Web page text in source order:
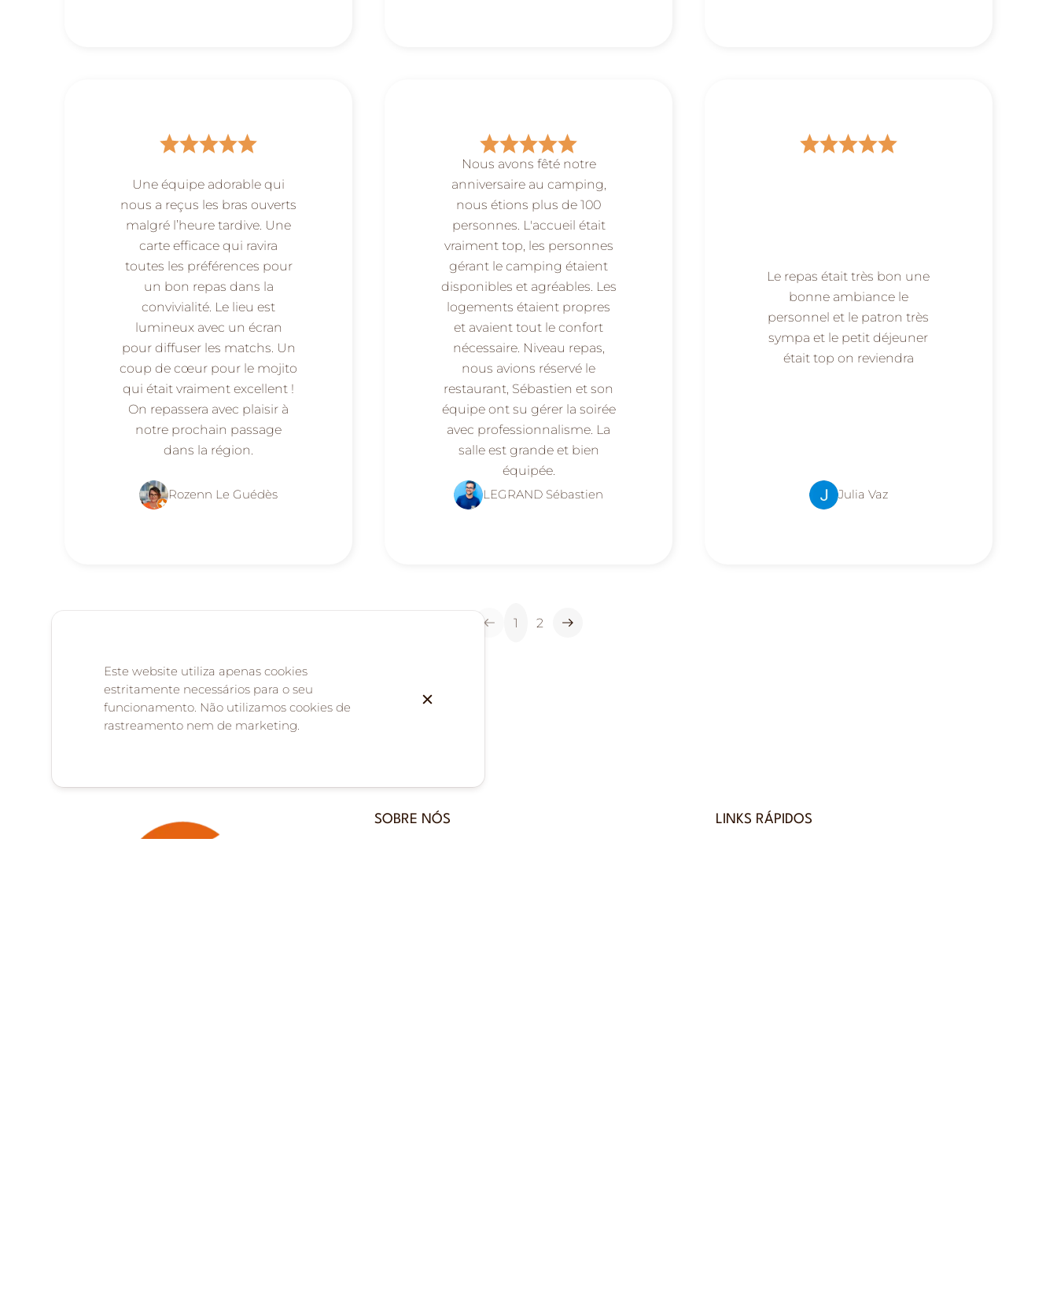
Une équipe adorable qui
nous a reçus les bras ouverts
malgré l’heure tardive. Une
carte efficace qui ravira
toutes les préférences pour
un bon repas dans la
convivialité. Le lieu est
lumineux avec un écran
pour diffuser les matchs. Un
coup de cœur pour le mojito
qui était vraiment excellent !
On repassera avec plaisir à
notre prochain passage
dans la région.
Rozenn Le Guédès
Nous avons fêté notre
anniversaire au camping,
nous étions plus de 100
personnes. L'accueil était
vraiment top, les personnes
gérant le camping étaient
disponibles et agréables. Les
logements étaient propres
et avaient tout le confort
nécessaire. Niveau repas,
nous avions réservé le
restaurant, Sébastien et son
équipe ont su gérer la soirée
avec professionnalisme. La
salle est grande et bien
équipée.
LEGRAND Sébastien
Le repas était très bon une
bonne ambiance le
personnel et le patron très
sympa et le petit déjeuner
était top on reviendra
Julia Vaz
1 2
SOBRE NÓS LINKS RÁPIDOS
Este website utiliza apenas cookies
estritamente necessários para o seu
funcionamento. Não utilizamos cookies de
rastreamento nem de marketing.